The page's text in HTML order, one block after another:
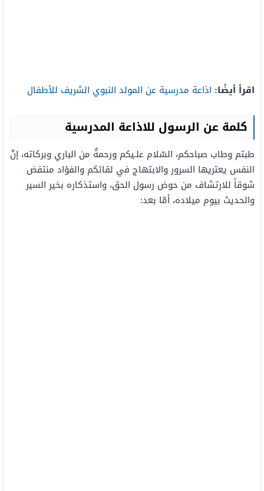
اقرأ أيضًا: اذاعة مدرسية عن المولد النبوي الشريف للأطفال
كلمة عن الرسول للاذاعة المدرسية
طبتم وطاب صباحكم، السّلام علـيكم ورحمةٌ من الباري وبركاته، إنّ
النفس يعتريها السرور والابتهاج في لقائكم والفؤاد منتفض
شوقاً للارتشاف من حوض رسول الحق، واستذكاره بخير السير
والحديث بيوم ميلاده، أمّا بعد: